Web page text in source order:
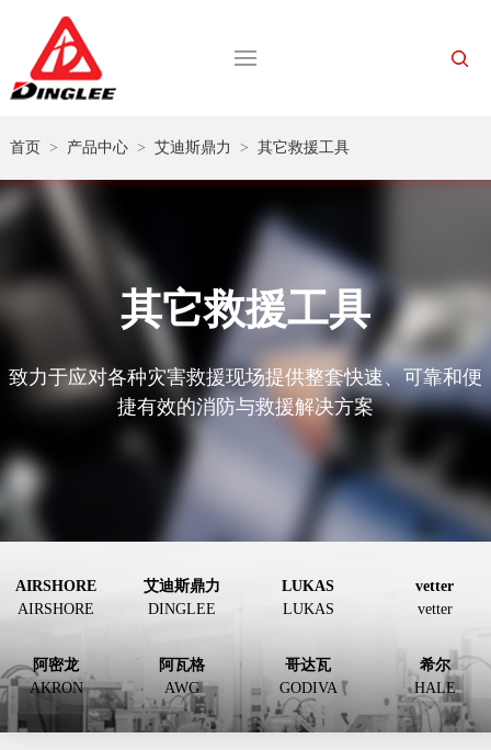
首页 > 产品中心> 艾迪斯鼎力 > 其它救援工具
其它救援工具
致力于应对各种灾害救援现场提供整套快速、可靠和便
捷有效的消防与救援解决方案
AIRSHORE
AIRSHORE
艾迪斯鼎力
DINGLEE
LUKAS
LUKAS
vetter
vetter
阿密龙
AKRON
阿瓦格
AWG
哥达瓦
GODIVA
希尔
HALE